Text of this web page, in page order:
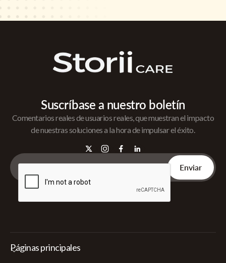
Suscríbase a nuestro boletín
Comentarios reales de usuarios reales, que muestran el impacto
de nuestras soluciones a la hora de impulsar el éxito.
Páginas principales